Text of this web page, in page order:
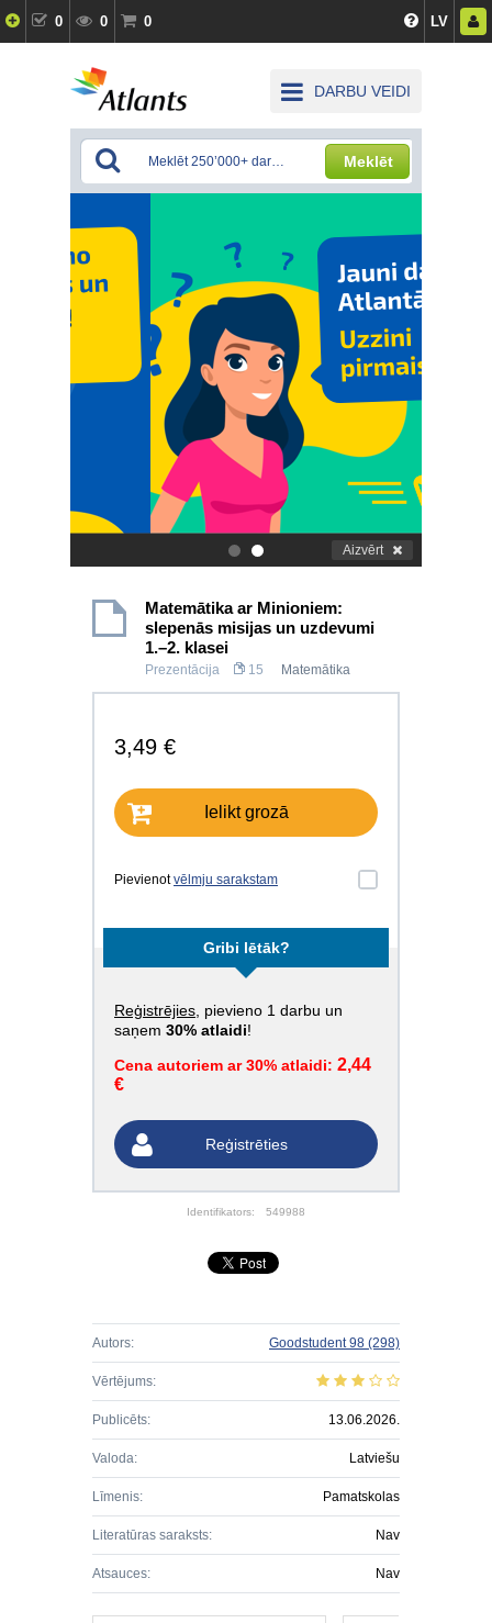
0 0 0 LV
DARBU VEIDI
Meklēt
. Aizvērt
Matemātika ar Minioniem:
slepenās misijas un uzdevumi
1.–2. klasei
Prezentācija 15 Matemātika
3,49 €
Ielikt grozā
Pievienotvēlmju sarakstam
Gribi lētāk?
Reģistrējies , pievieno 1 darbu un
saņem 30% atlaidi!
Cena autoriem ar 30% atlaidi: 2,44
€
Reģistrēties
Identifikators: 549988
Autors: Goodstudent 98 (298)
Vērtējums:
Publicēts: 13.06.2026.
Valoda: Latviešu
Līmenis: Pamatskolas
Literatūras saraksts: Nav
Atsauces: Nav